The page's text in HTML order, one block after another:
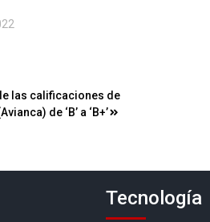
las calificaciones de
de ‘B’ a ‘B+’
Tecnología